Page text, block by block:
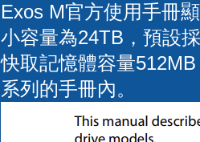
Exos M官方使用手冊
小容量為24TB，預設
快取記憶體容量
系列的手冊內。